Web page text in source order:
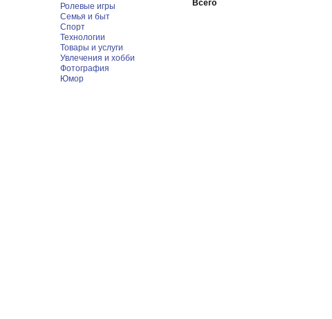
Ролевые игры
Семья и быт
Спорт
Технологии
Товары и услуги
Увлечения и хобби
Фотография
Юмор
Всего